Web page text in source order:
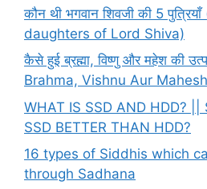
कौन थी भगवान शिवजी की 5
daughters of Lord Shiva)
कैसे हुई ब्रह्मा, विष्णु और महेश की
Brahma, Vishnu Aur
WHAT IS SSD AND HDD? ||
SSD BETTER THAN HDD?
16 types of Siddhis which
through Sadhana